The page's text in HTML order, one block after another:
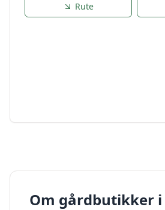
Rute
Om gårdbutikker i